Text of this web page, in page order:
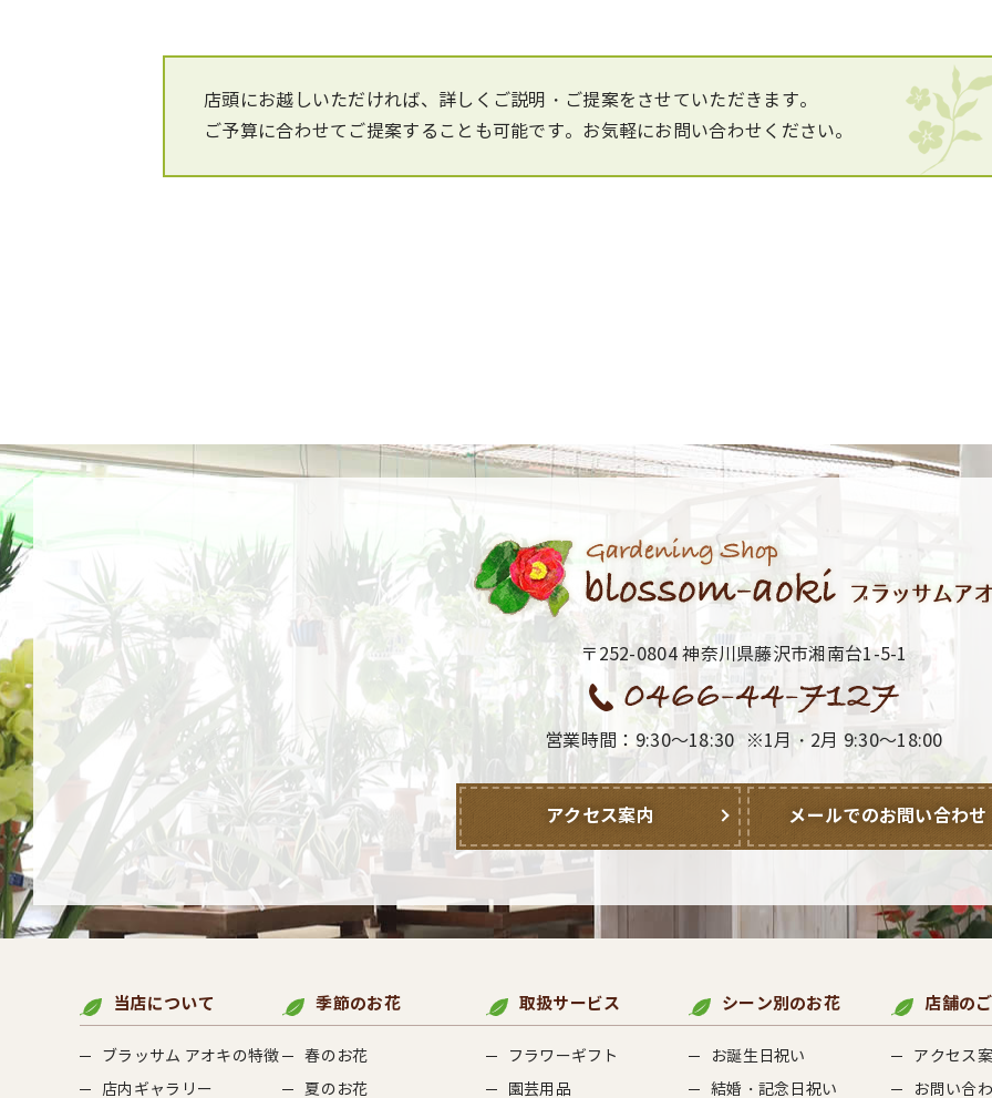
店頭にお越しいただければ、詳しくご説明・ご提案をさせていただきます。
ご予算に合わせてご提案することも可能です。お気軽にお問い合わせください。
〒252-0804 神奈川県藤沢市湘南台1-5-1
営業時間：9:30～18:30 ※1月・2月 9:30～18:00
アクセス案内 メールでのお問い合わせ
当店について
ブラッサム アオキの特徴
店内ギャラリー
季節のお花
春のお花
夏のお花
取扱サービス
フラワーギフト
園芸用品
シーン別のお花
お誕生日祝い
結婚・記念日祝い
店舗の
アクセス
お問い合